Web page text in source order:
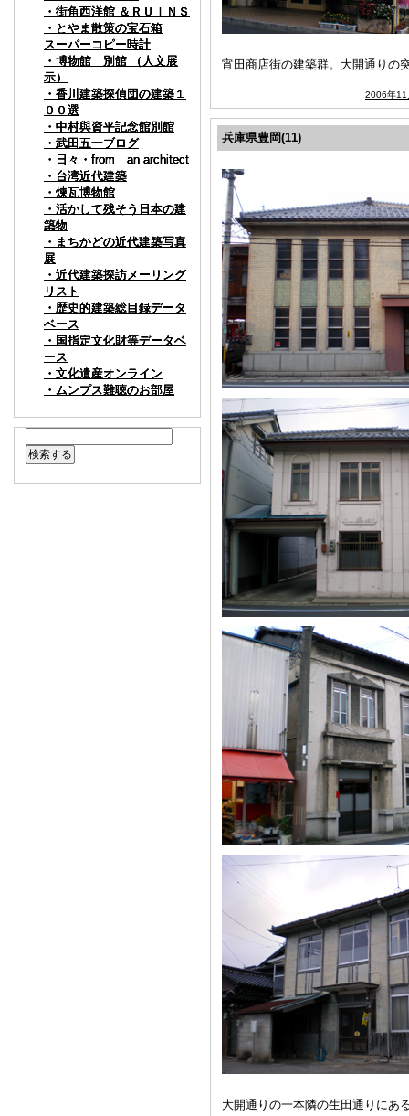
・街角西洋館 ＆ＲＵＩＮＳ
・とやま散策の宝石箱
スーパーコピー時計
・博物館 別館 （人文展
示）
・香川建築探偵団の建築１
００選
・中村與資平記念館別館
・武田五一ブログ
・日々・from an architect
・台湾近代建築
・煉瓦博物館
・活かして残そう日本の建
築物
・まちかどの近代建築写真
展
・近代建築探訪メーリング
リスト
・歴史的建築総目録データ
ベース
・国指定文化財等データベ
ース
・文化遺産オンライン
・ムンプス難聴のお部屋
・街角西洋館 ＆ＲＵＩＮＳ
・とやま散策の宝石箱
スーパーコピー時計
・博物館 別館 （人文展
示）
・香川建築探偵団の建築１
００選
・中村與資平記念館別館
・武田五一ブログ
・日々・from an architect
・台湾近代建築
・煉瓦博物館
・活かして残そう日本の建
築物
・まちかどの近代建築写真
展
・近代建築探訪メーリング
リスト
・歴史的建築総目録データ
ベース
・国指定文化財等データベ
ース
・文化遺産オンライン
・ムンプス難聴のお部屋
宵田商店街の建築群。大開通りの
2006年11
・街角西洋館 ＆ＲＵＩＮＳ
・とやま散策の宝石箱
スーパーコピー時計
・博物館 別館 （人文展
示）
・香川建築探偵団の建築１
００選
・中村與資平記念館別館
・武田五一ブログ
・日々・from an architect
・台湾近代建築
・煉瓦博物館
・活かして残そう日本の建
築物
・まちかどの近代建築写真
展
・近代建築探訪メーリング
リスト
・歴史的建築総目録データ
ベース
・国指定文化財等データベ
ース
・文化遺産オンライン
・ムンプス難聴のお部屋
兵庫県豊岡(11)
大開通りの一本隣の生田通りにあ
・街角西洋館 ＆ＲＵＩＮＳ
・とやま散策の宝石箱
スーパーコピー時計
・博物館 別館 （人文展
示）
・香川建築探偵団の建築１
００選
・中村與資平記念館別館
・武田五一ブログ
・日々・from an architect
・台湾近代建築
・煉瓦博物館
・活かして残そう日本の建
築物
・まちかどの近代建築写真
展
・近代建築探訪メーリング
リスト
・歴史的建築総目録データ
ベース
・国指定文化財等データベ
ース
・文化遺産オンライン
・ムンプス難聴のお部屋